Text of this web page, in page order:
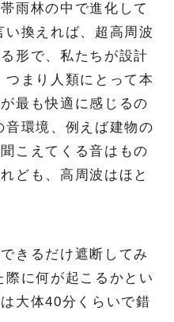
雨林の中で進化して
換えれば、超高周波
形で、私たちが設計
まり人類にとって本
最も快適に感じるの
環境、例えば建物の
こえてくる音はもの
ども、高周波はほと
きるだけ遮断してみ
に何が起こるかとい
大体40分くらいで錯